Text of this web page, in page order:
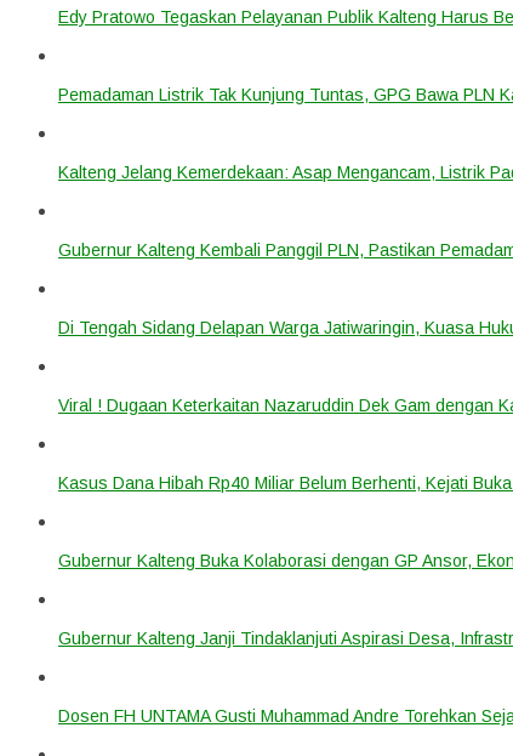
Edy Pratowo Tegaskan Pelayanan Publik Kalteng Harus
Pemadaman Listrik Tak Kunjung Tuntas, GPG Bawa PLN
Kalteng Jelang Kemerdekaan: Asap Mengancam, Listrik
Gubernur Kalteng Kembali Panggil PLN, Pastikan
Di Tengah Sidang Delapan Warga Jatiwaringin, Kuasa
Viral ! Dugaan Keterkaitan Nazaruddin Dek Gam dengan
Kasus Dana Hibah Rp40 Miliar Belum Berhenti, Kejati
Gubernur Kalteng Buka Kolaborasi dengan GP Ansor,
Gubernur Kalteng Janji Tindaklanjuti Aspirasi Desa,
Dosen FH UNTAMA Gusti Muhammad Andre Torehkan